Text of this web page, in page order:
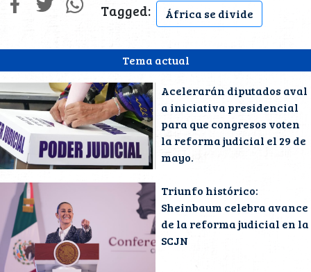
Tema actual
Acelerarán diputados aval
a iniciativa presidencial
para que congresos voten
la reforma judicial el 29 de
mayo.
Triunfo histórico:
Sheinbaum celebra avance
de la reforma judicial en la
SCJN
Tagged: África se divide